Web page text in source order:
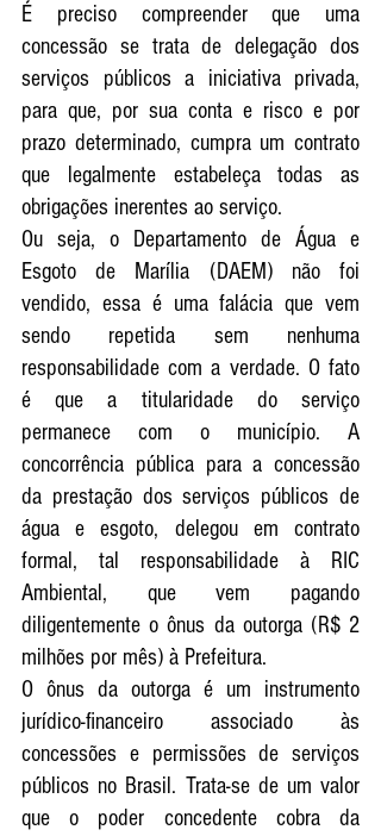
É preciso compreender que uma
concessão se trata de delegação dos
serviços públicos a iniciativa privada,
para que, por sua conta e risco e por
prazo determinado, cumpra um contrato
que legalmente estabeleça todas as
obrigações inerentes ao serviço.
Ou seja, o Departamento de Água e
Esgoto de Marília (DAEM) não foi
vendido, essa é uma falácia que vem
sendo repetida sem nenhuma
responsabilidade com a verdade. O fato
é que a titularidade do serviço
permanece com o município. A
concorrência pública para a concessão
da prestação dos serviços públicos de
água e esgoto, delegou em contrato
formal, tal responsabilidade à RIC
Ambiental, que vem pagando
diligentemente o ônus da outorga (R$ 2
milhões por mês) à Prefeitura.
O ônus da outorga é um instrumento
jurídico-financeiro associado às
concessões e permissões de serviços
públicos no Brasil. Trata-se de um valor
que o poder concedente cobra da